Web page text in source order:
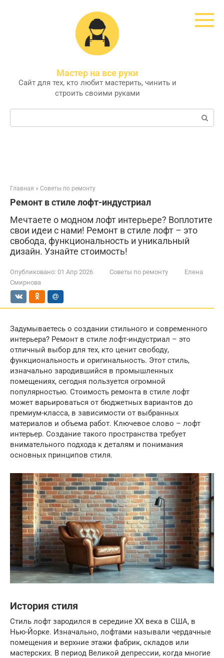
Мастер на все руки
Сайт для тех, кто любит мастерить, чинить и
строить своими руками
Поиск:
Главная » Советы по ремонту
Ремонт в стиле лофт-индустриал
Мечтаете о модном лофт интерьере? Воплотите
свои идеи с нами! Ремонт в стиле лофт – это
свобода, функциональность и уникальный
дизайн. Узнайте стоимость!
Опубликовано: 01 Апр 2026 Советы по ремонту
Елена
Смирнова
Задумываетесь о создании стильного и современного
интерьера? Ремонт в стиле лофт-индустриал – это
отличный выбор для тех, кто ценит свободу,
функциональность и оригинальность. Этот стиль,
изначально зародившийся в промышленных
помещениях, сегодня пользуется огромной
популярностью. Стоимость ремонта в стиле лофт
может варьироваться от бюджетных вариантов до
премиум-класса, в зависимости от выбранных
материалов и объема работ. Ключевое слово – лофт
интерьер. Создание такого пространства требует
внимательного подхода к деталям и понимания
основных принципов стиля.
История стиля
Стиль лофт зародился в середине XX века в США, в
Нью-Йорке. Изначально, лофтами называли чердачные
помещения и верхние этажи фабрик, складов или
мастерских. В период Великой депрессии, когда многие